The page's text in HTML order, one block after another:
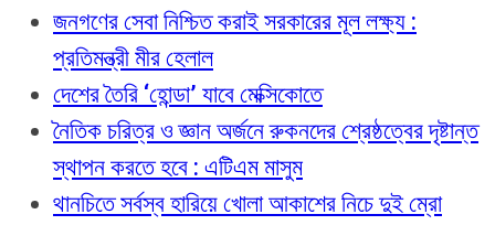
জনগণের সেবা নিশ্চিত করাই সরকারের মূল লক্ষ্য :
প্রতিমন্ত্রী মীর হেলাল
দেশের তৈরি ‘হোন্ডা’ যাবে মেক্সিকোতে
নৈতিক চরিত্র ও জ্ঞান অর্জনে রুকনদের শ্রেষ্ঠত্বের দৃষ্টান্ত
স্থাপন করতে হবে : এটিএম মাসুম
থানচিতে সর্বস্ব হারিয়ে খোলা আকাশের নিচে দুই ম্রো